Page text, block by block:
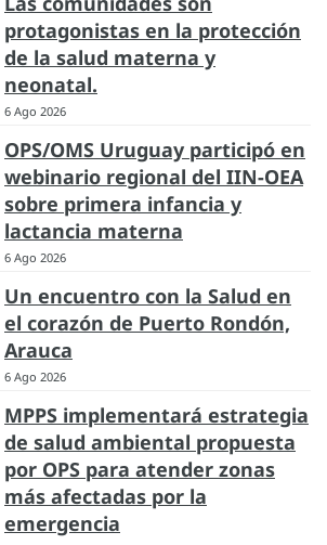
protagonistas en la protección
de la salud materna y
neonatal.
6 Ago 2026
OPS/OMS Uruguay participó en
webinario regional del IIN-OEA
sobre primera infancia y
lactancia materna
6 Ago 2026
Un encuentro con la Salud en
el corazón de Puerto Rondón,
Arauca
6 Ago 2026
MPPS implementará estrategia
de salud ambiental propuesta
por OPS para atender zonas
más afectadas por la
emergencia